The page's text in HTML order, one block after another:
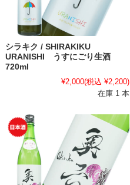
シラキク / SHIRAKIKU
URANISHI うすにごり生酒
720ml
¥2,000(税込 ¥2,200)
在庫 1 本